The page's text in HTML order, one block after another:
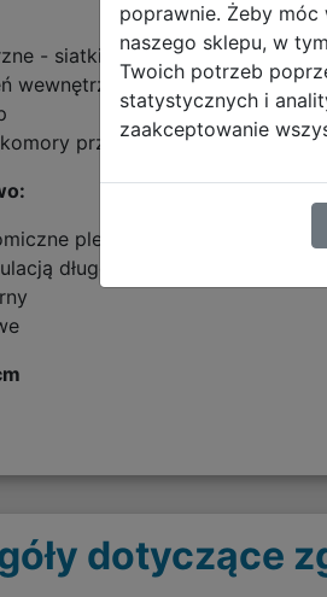
- siatki
wewnętrzna
przegródki na przybory,
plecy
długości
dotyczące
poprawnie. Żeby móc
naszego sklepu, w
Twoich potrzeb
statystycznych i
zaakceptowanie